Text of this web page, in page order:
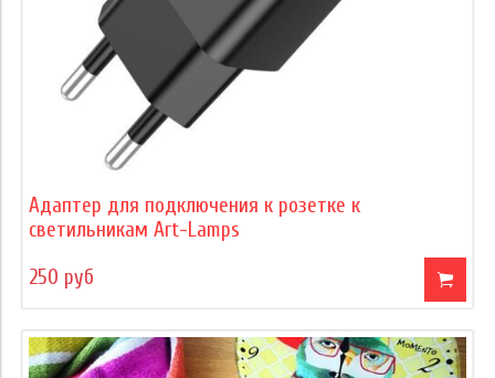
Адаптер для подключения к розетке к
светильникам Art-Lamps
250 руб